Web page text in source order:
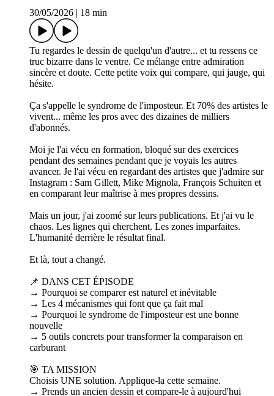
30/05/2026
18 min
Tu regardes le dessin de quelqu'un d'autre... et tu ressens ce
truc bizarre dans le ventre. Ce mélange entre admiration
sincère et doute. Cette petite voix qui compare, qui jauge, qui
hésite.
Ça s'appelle le syndrome de l'imposteur. Et 70% des artistes le
vivent... même les pros avec des dizaines de milliers
d'abonnés.
Moi je l'ai vécu en formation, bloqué sur des exercices
pendant des semaines pendant que je voyais les autres
avancer. Je l'ai vécu en regardant des artistes que j'admire sur
Instagram : Sam Gillett, Mike Mignola, François Schuiten et
en comparant leur maîtrise à mes propres dessins.
Mais un jour, j'ai zoomé sur leurs publications. Et j'ai vu le
chaos. Les lignes qui cherchent. Les zones imparfaites.
L'humanité derrière le résultat final.
Et là, tout a changé.
📌 DANS CET ÉPISODE
→ Pourquoi se comparer est naturel et inévitable
→ Les 4 mécanismes qui font que ça fait mal
→ Pourquoi le syndrome de l'imposteur est une bonne
nouvelle
→ 5 outils concrets pour transformer la comparaison en
carburant
🎯 TA MISSION
Choisis UNE solution. Applique-la cette semaine.
→ Prends un ancien dessin et compare-le à aujourd'hui